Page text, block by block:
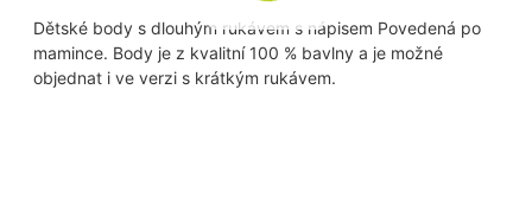
Dětské body s dlouhým rukávem s nápisem Povedená po
mamince. Body je z kvalitní 100 % bavlny a je možné
objednat i ve verzi s krátkým rukávem.